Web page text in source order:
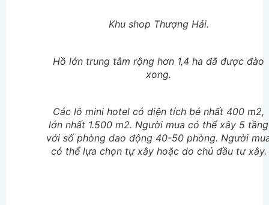
Khu shop Thượng Hải.
Hồ lớn trung tâm rộng hơn 1,4 ha đã được đào
xong.
Các lô mini hotel có diện tích bé nhất 400 m2,
lớn nhất 1.500 m2. Người mua có thể xây 5 tầng
với số phòng dao động 40-50 phòng. Người
có thể lựa chọn tự xây hoặc do chủ đầu tư xây.